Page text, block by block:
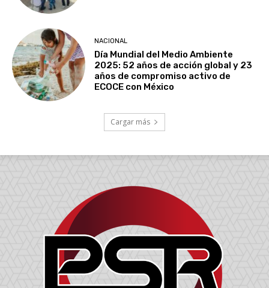
NACIONAL
Día Mundial del Medio Ambiente
2025: 52 años de acción global y 23
años de compromiso activo de
ECOCE con México
Cargar más